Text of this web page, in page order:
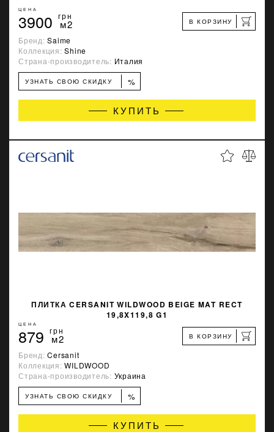
ЦЕНА
3900 грн
м2 В КОРЗИНУ
Бренд:Saime
Коллекция:Shine
Страна-производитель: Италия
УЗНАТЬ СВОЮ СКИДКУ %
КУПИТЬ
ПЛИТКА CERSANIT WILDWOOD BEIGE MAT RECT
19,8X119,8 G1
ЦЕНА
879 грн
м2 В КОРЗИНУ
Бренд:Cersanit
Коллекция:WILDWOOD
Страна-производитель: Украина
УЗНАТЬ СВОЮ СКИДКУ %
КУПИТЬ